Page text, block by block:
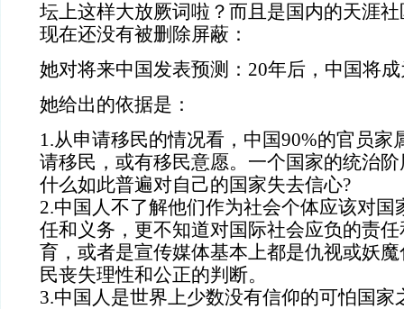
坛上这样大放厥词啦？而且是国内的天涯
现在还没有被删除屏蔽：
她对将来中国发表预测：20年后，中国将
她给出的依据是：
1.从申请移民的情况看，中国90%的官员家
请移民，或有移民意愿。一个国家的统治
什么如此普遍对自己的国家失去信心?
2.中国人不了解他们作为社会个体应该对国
任和义务，更不知道对国际社会应负的责
育，或者是宣传媒体基本上都是仇视或妖
民丧失理性和公正的判断。
3.中国人是世界上少数没有信仰的可怕国家